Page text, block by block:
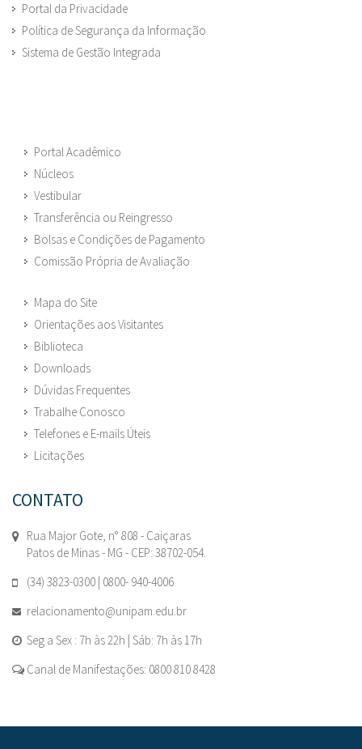
Portal da Privacidade
Política de Segurança da Informação
Sistema de Gestão Integrada
Portal Acadêmico
Núcleos
Vestibular
Transferência ou Reingresso
Bolsas e Condições de Pagamento
Comissão Própria de Avaliação
Mapa do Site
Orientações aos Visitantes
Biblioteca
Downloads
Dúvidas Frequentes
Trabalhe Conosco
Telefones e E-mails Úteis
Licitações
CONTATO
Rua Major Gote, n° 808 - Caiçaras
Patos de Minas - MG - CEP: 38702-054.
(34) 3823-0300 | 0800- 940-4006
relacionamento@unipam.edu.br
Seg a Sex : 7h às 22h | Sáb: 7h às 17h
Canal de Manifestações: 0800 810 8428